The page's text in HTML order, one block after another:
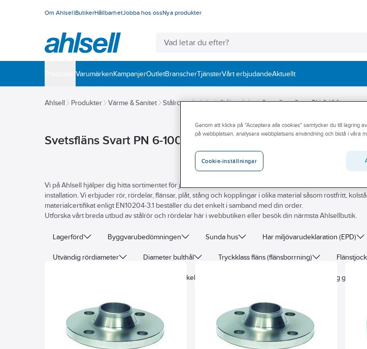
Om AhlsellButikerHållbarhetJobba hos ossNya produkter
VarumärkenKampanjerOutletBranscherTjänsterVårt erbjudandeAktuellt
Ahlsell Produkter Värme & Sanitet Stålrör och delar Stålrördelar Svetsfläns Svart PN 6-100
Svetsfläns Svart PN 6-100
Vi på Ahlsell hjälper dig hitta sortimentet för just ditt behov av stålrör och rördelar. I vårt sortiment hittar du
installation. Vi erbjuder rör, rördelar, flänsar, plåt, stång och kopplingar i olika material såsom rostfritt,
materialcertifikat enligt EN10204-3.1 beställer du det enkelt i samband med din order.
Utforska vårt breda utbud av stålrör och rördelar här i webbutiken eller besök din närmsta Ahlsellbutik.
Lagerförd Byggvarubedömningen Sunda hus Har miljövarudeklaration (EPD)
Utvändig rördiameter Diameter bulthål Tryckklass fläns (flänsborrning)
Delningscirkel (Pitchcirkel) Anslutning gängad
Genom att klicka på "Acceptera alla cookies" samtycker du till lagring
på webbplatsen, analysera webbplatsens användning och bistå i våra
Cookie-inställningar